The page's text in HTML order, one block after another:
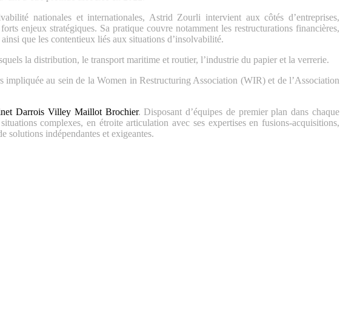
nationales et internationales, Astrid Zourli intervient aux côtés d’entreprises,
enjeux stratégiques. Sa pratique couvre notamment les restructurations financières,
que les contentieux liés aux situations d’insolvabilité.
la distribution, le transport maritime et routier, l’industrie du papier et la verrerie.
impliquée au sein de la Women in Restructuring Association (WIR) et de l’Association
Darrois Villey Maillot Brochier. Disposant d’équipes de premier plan dans chaque
complexes, en étroite articulation avec ses expertises en fusions-acquisitions,
solutions indépendantes et exigeantes.